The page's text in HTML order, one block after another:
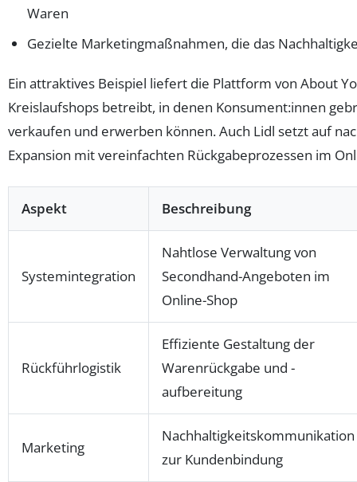
Waren
Gezielte Marketingmaßnahmen, die das
Ein attraktives Beispiel liefert die Plattform von About
Kreislaufshops betreibt, in denen Konsument:innen
verkaufen und erwerben können. Auch Lidl setzt auf
Expansion mit vereinfachten Rückgabeprozessen im
Aspekt Beschreibung
Systemintegration
Nahtlose Verwaltung von
Secondhand-Angeboten im
Online-Shop
Rückführlogistik
Effiziente Gestaltung der
Warenrückgabe und -
aufbereitung
Marketing
Nachhaltigkeitskommunikation
zur Kundenbindung